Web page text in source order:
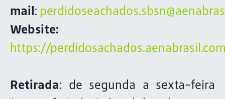
mail:
Website:
https://
Retirada: de segunda a sexta-feira